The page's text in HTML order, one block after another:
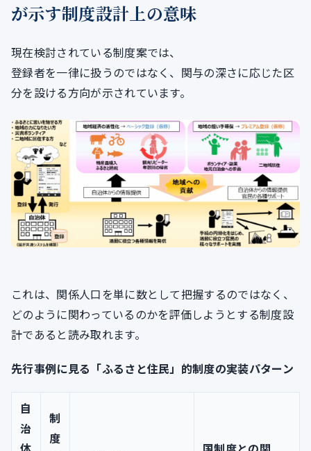
が示す制度設計上の意味
現在検討されている制度案では、
登録者を一律に扱うのではなく、関与の深さに応じた区
分を設ける方向が示されています。
これは、関係人口を単に数として把握するのではなく、
どのように関わっているのかを評価しようとする制度設
計であると読み取れます。
先行事例に見る「ふるさと住民」的制度の実装パターン
自
治
制
度